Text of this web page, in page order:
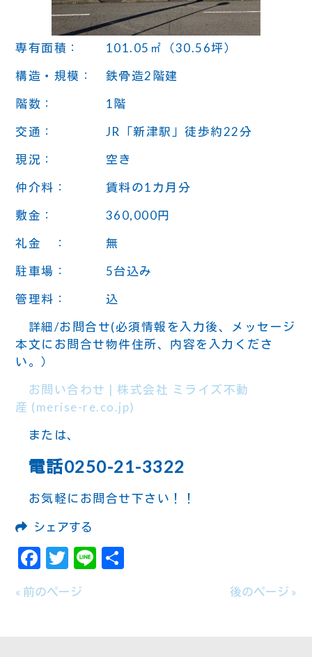
専有面積： 101.05㎡（30.56坪）
構造・規模： 鉄骨造2階建
階数： 1階
交通： JR「新津駅」徒歩約22分
現況： 空き
仲介料： 賃料の1カ月分
敷金： 360,000円
礼金 ： 無
駐車場： 5台込み
管理料： 込
詳細/お問合せ(必須情報を入力後、メッセージ
本文にお問合せ物件住所、内容を入力くださ
い。）
お問い合わせ | 株式会社 ミライズ不動
産 (merise-re.co.jp)
または、
電話0250-21-3322
お気軽にお問合せ下さい！！
シェアする
Facebook
Twitter
Line
« 前のページ 後のページ »